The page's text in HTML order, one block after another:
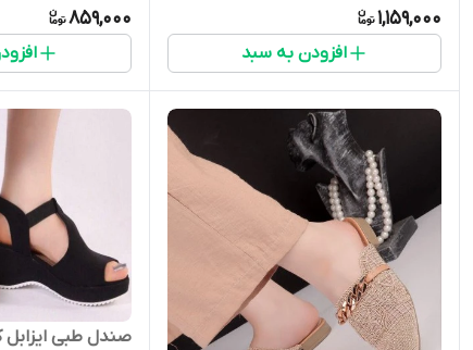
1,159,000
افزودن به سبد
859,000
صندل طبی ایزابل کد